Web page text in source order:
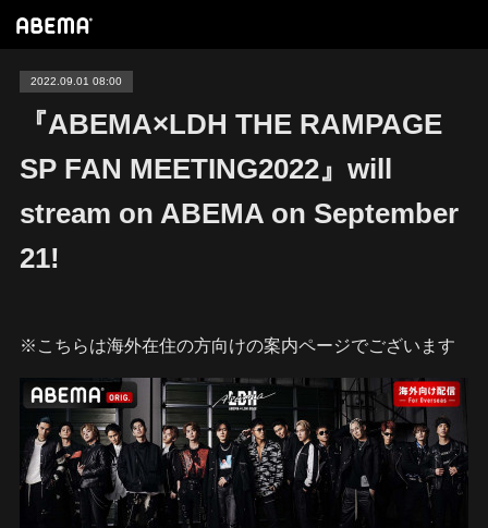
2022.09.01 08:00
『ABEMA×LDH THE RAMPAGE
SP FAN MEETING2022』will
stream on ABEMA on September
21!
※こちらは海外在住の方向けの案内ページでございます